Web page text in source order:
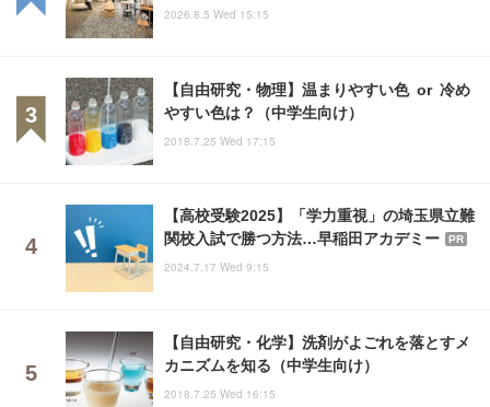
2026.8.5 Wed 15:15
【自由研究・物理】温まりやすい色 or 冷め
やすい色は？（中学生向け）
2018.7.25 Wed 17:15
【高校受験2025】「学力重視」の埼玉県立難
関校入試で勝つ方法…早稲田アカデミー
PR
2024.7.17 Wed 9:15
【自由研究・化学】洗剤がよごれを落とすメ
カニズムを知る（中学生向け）
2018.7.25 Wed 16:15